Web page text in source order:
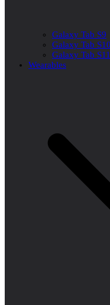
Galaxy Tab S9
Galaxy Tab S10
Galaxy Tab S11
Wearables